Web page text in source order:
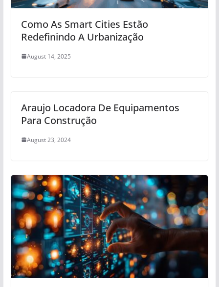
Como As Smart Cities Estão
Redefinindo A Urbanização
August 14, 2025
Araujo Locadora De Equipamentos
Para Construção
August 23, 2024